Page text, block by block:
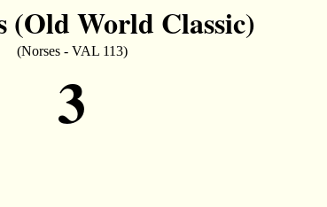
(Old World Classic)
(Norses - VAL 113)
3